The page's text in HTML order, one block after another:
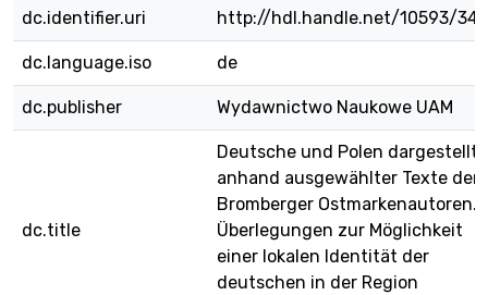
dc.identifier.uri http://hdl.handle.net/10593/
dc.language.iso de
dc.publisher Wydawnictwo Naukowe UAM
dc.title
Deutsche und Polen dargestellt
anhand ausgewählter Texte der
Bromberger Ostmarkenautoren.
Überlegungen zur Möglichkeit
einer lokalen Identität der
deutschen in der Region